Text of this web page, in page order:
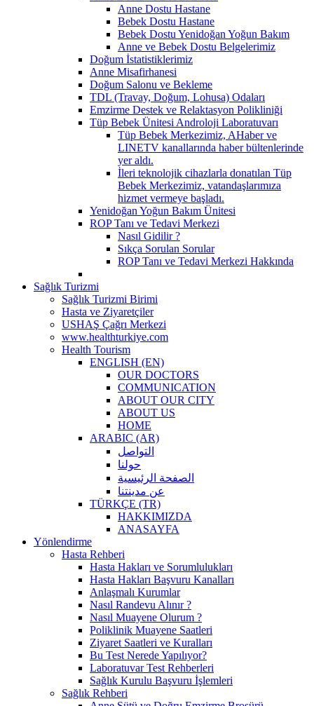
Anne Dostu Hastane
Bebek Dostu Hastane
Bebek Dostu Yenidoğan Yoğun Bakım
Anne ve Bebek Dostu Belgelerimiz
Doğum İstatistiklerimiz
Anne Misafirhanesi
Doğum Salonu ve Bekleme
TDL (Travay, Doğum, Lohusa) Odaları
Emzirme Destek ve Relaktasyon Polikliniği
Tüp Bebek Ünitesi Androloji Laboratuvarı
Tüp Bebek Merkezimiz, AHaber ve
LINETV kanallarında haber bültenlerinde
yer aldı.
İleri teknolojik cihazlarla donatılan Tüp
Bebek Merkezimiz, vatandaşlarımıza
hizmet vermeye başladı.
Yenidoğan Yoğun Bakım Ünitesi
ROP Tanı ve Tedavi Merkezi
Nasıl Gidilir ?
Sıkça Sorulan Sorular
ROP Tanı ve Tedavi Merkezi Hakkında
Sağlık Turizmi
Sağlık Turizmi Birimi
Hasta ve Ziyaretçiler
USHAŞ Çağrı Merkezi
www.healthturkiye.com
Health Tourism
ENGLISH (EN)
OUR DOCTORS
COMMUNICATION
ABOUT OUR CITY
ABOUT US
HOME
ARABIC (AR)
التواصل
حولنا
الصفحة الرئيسية
عن مدينتنا
TÜRKÇE (TR)
HAKKIMIZDA
ANASAYFA
Yönlendirme
Hasta Rehberi
Hasta Hakları ve Sorumlulukları
Hasta Hakları Başvuru Kanalları
Anlaşmalı Kurumlar
Nasıl Randevu Alınır ?
Nasıl Muayene Olurum ?
Poliklinik Muayene Saatleri
Ziyaret Saatleri ve Kuralları
Bu Test Nerede Yapılıyor?
Laboratuvar Test Rehberleri
Sağlık Kurulu Başvuru İşlemleri
Sağlık Rehberi